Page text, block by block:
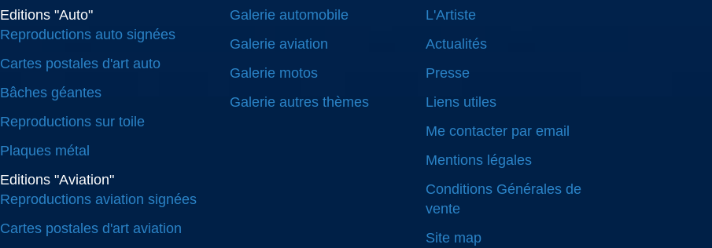
Editions "Auto"
Reproductions auto signées
Cartes postales d'art auto
Bâches géantes
Reproductions sur toile
Plaques métal
Editions "Aviation"
Reproductions aviation signées
Cartes postales d'art aviation
Galerie automobile
Galerie aviation
Galerie motos
Galerie autres thèmes
L'Artiste
Actualités
Presse
Liens utiles
Me contacter par email
Mentions légales
Conditions Générales de
vente
Site map